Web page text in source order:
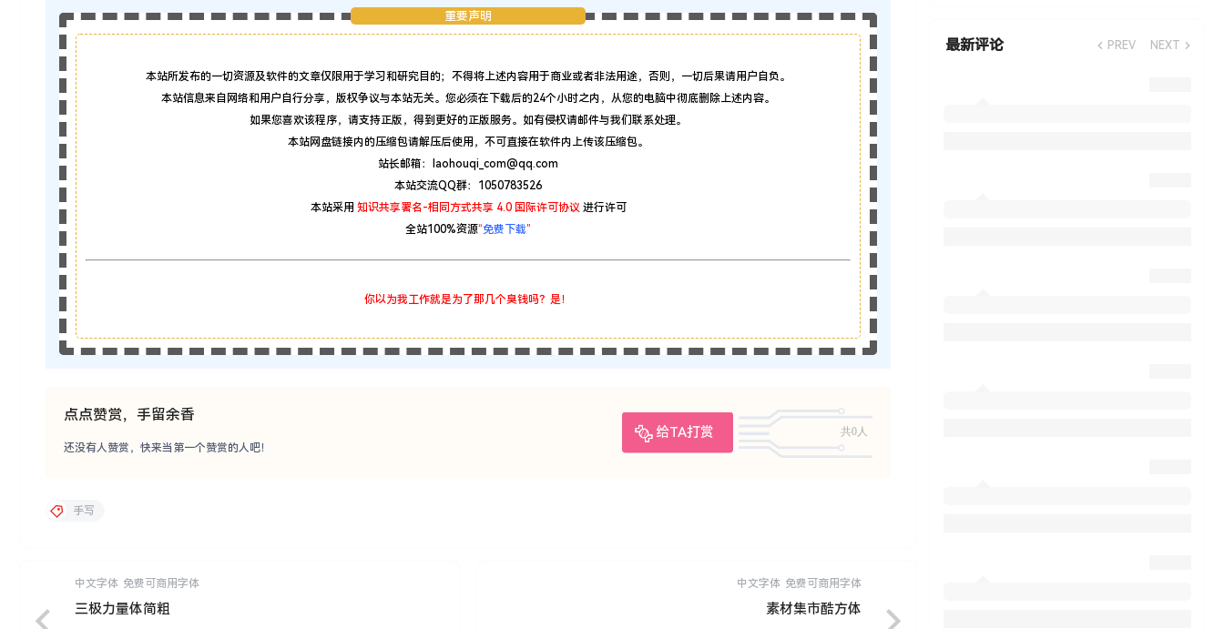
重要声明
本站所发布的一切资源及软件的文章仅限用于学习和研究目的；不得将上述内容用于商业或者非法用途，否则，一切后果请用户自负。
本站信息来自网络和用户自行分享，版权争议与本站无关。您必须在下载后的24个小时之内，从您的电脑中彻底删除上述内容。
如果您喜欢该程序，请支持正版，得到更好的正版服务。如有侵权请邮件与我们联系处理。
本站网盘链接内的压缩包请解压后使用，不可直接在软件内上传该压缩包。
站长邮箱：laohouqi_com@qq.com
本站交流QQ群：1050783526
本站采用 知识共享署名-相同方式共享 4.0 国际许可协议 进行许可
全站100%资源“免费下载”
你以为我工作就是为了那几个臭钱吗？是！
点点赞赏，手留余香
给TA打赏
共0人
还没有人赞赏，快来当第一个赞赏的人吧！
手写
中文字体 免费可商用字体
三极力量体简粗
中文字体 免费可商用字体
素材集市酷方体
最新评论 PREV NEXT